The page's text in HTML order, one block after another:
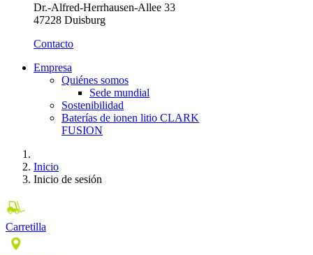
Dr.-Alfred-Herrhausen-Allee 33
47228 Duisburg
Contacto
Empresa
Quiénes somos
Sede mundial
Sostenibilidad
Baterías de ionen litio CLARK
FUSION
Inicio
Inicio de sesión
Carretilla